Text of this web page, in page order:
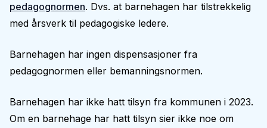
pedagognormen. Dvs. at barnehagen har tilstrekkelig
med årsverk til pedagogiske ledere.
Barnehagen har ingen dispensasjoner fra
pedagognormen eller bemanningsnormen.
Barnehagen har ikke hatt tilsyn fra kommunen i 2023.
Om en barnehage har hatt tilsyn sier ikke noe om